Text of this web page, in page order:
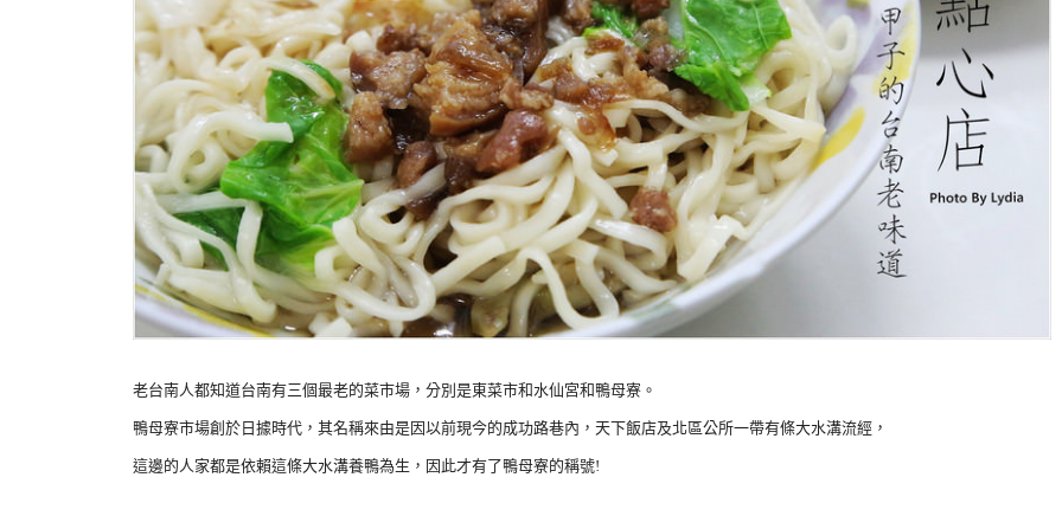
老台南人都知道台南有三個最老的菜市場，分別是東菜市和水仙宮和鴨母寮。
鴨母寮市場創於日據時代，其名稱來由是因以前現今的成功路巷內，天下飯店及北區公所一帶有條大水溝流經，
這邊的人家都是依賴這條大水溝養鴨為生，因此才有了鴨母寮的稱號!